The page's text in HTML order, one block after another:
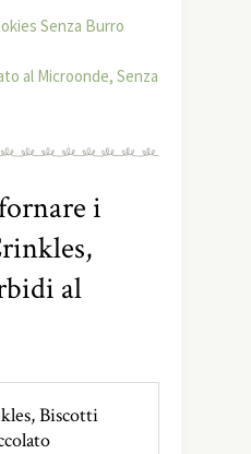
Senza Burro
al Microonde, Senza
i
al
Biscotti